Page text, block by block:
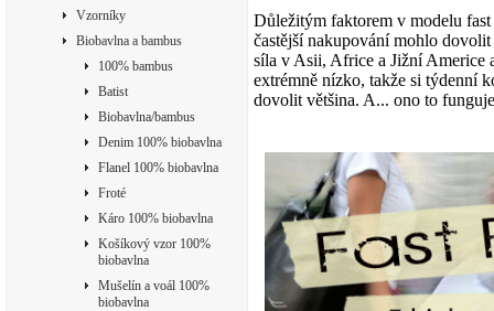
Vzorníky
Biobavlna a bambus
100% bambus
Batist
Biobavlna/bambus
Denim 100% biobavlna
Flanel 100% biobavlna
Froté
Káro 100% biobavlna
Košíkový vzor 100%
biobavlna
Mušelín a voál 100%
biobavlna
Důležitým faktorem v modelu
častější nakupování mohlo
síla v Asii, Africe a Jižní Americe
extrémně nízko, takže si týdenní
dovolit většina. A... ono to